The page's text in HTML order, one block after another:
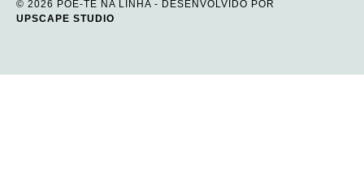
© 2026 PÕE-TE NA LINHA - DESENVOLVIDO POR
UPSCAPE STUDIO